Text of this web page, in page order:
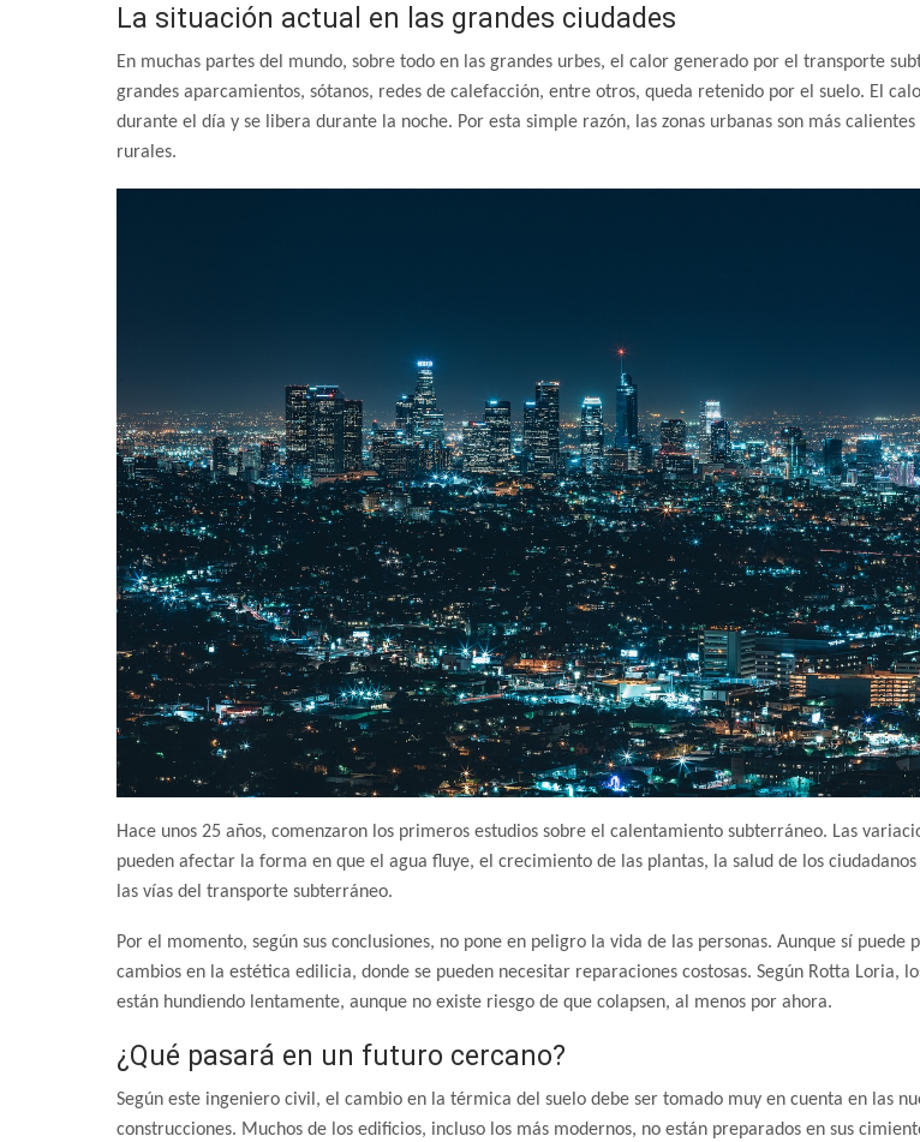
La situación actual en las grandes ciudades
En muchas partes del mundo, sobre todo en las grandes urbes, el calor generado por el transporte
grandes aparcamientos, sótanos, redes de calefacción, entre otros, queda retenido por el suelo. El
durante el día y se libera durante la noche. Por esta simple razón, las zonas urbanas son más calientes
rurales.
Hace unos 25 años, comenzaron los primeros estudios sobre el calentamiento subterráneo. Las
pueden afectar la forma en que el agua fluye, el crecimiento de las plantas, la salud de los
las vías del transporte subterráneo.
Por el momento, según sus conclusiones, no pone en peligro la vida de las personas. Aunque sí puede
cambios en la estética edilicia, donde se pueden necesitar reparaciones costosas. Según Rotta Loria,
están hundiendo lentamente, aunque no existe riesgo de que colapsen, al menos por ahora.
¿Qué pasará en un futuro cercano?
Según este ingeniero civil, el cambio en la térmica del suelo debe ser tomado muy en cuenta en las
construcciones. Muchos de los edificios, incluso los más modernos, no están preparados en sus